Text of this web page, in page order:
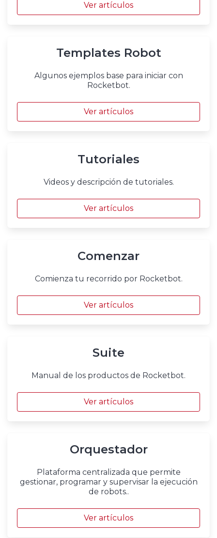
Ver artículos
Templates Robot
Algunos ejemplos base para iniciar con
Rocketbot.
Ver artículos
Tutoriales
Videos y descripción de tutoriales.
Ver artículos
Comenzar
Comienza tu recorrido por Rocketbot.
Ver artículos
Suite
Manual de los productos de Rocketbot.
Ver artículos
Orquestador
Plataforma centralizada que permite
gestionar, programar y supervisar la ejecución
de robots..
Ver artículos